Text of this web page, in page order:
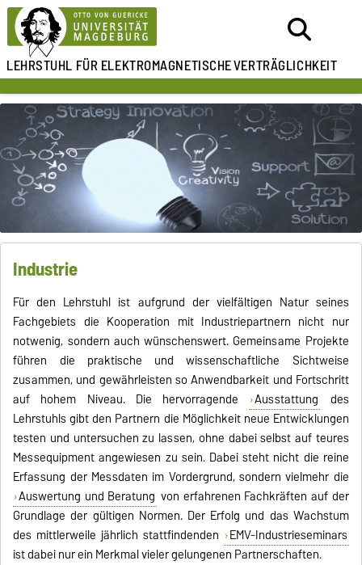
LEHRSTUHL FÜRELEKTROMAGNETISCHEVERTRÄGLICHKEIT
Industrie
Für den Lehrstuhl ist aufgrund der vielfältigen Natur seines
Fachgebiets die Kooperation mit Industriepartnern nicht nur
notwenig, sondern auch wünschenswert. Gemeinsame Projekte
führen die praktische und wissenschaftliche Sichtweise
zusammen, und gewährleisten so Anwendbarkeit und Fortschritt
auf hohem Niveau. Die hervorragende
Ausstattung
des
Lehrstuhls gibt den Partnern die Möglichkeit neue Entwicklungen
testen und untersuchen zu lassen, ohne dabei selbst auf teures
Messequipment angewiesen zu sein. Dabei steht nicht die reine
Erfassung der Messdaten im Vordergrund, sondern vielmehr die
Auswertung und Beratung von erfahrenen Fachkräften auf der
Grundlage der gültigen Normen. Der Erfolg und das Wachstum
des mittlerweile jährlich stattfindenden
EMV-Industrieseminars
ist dabei nur ein Merkmal vieler gelungenen Partnerschaften.